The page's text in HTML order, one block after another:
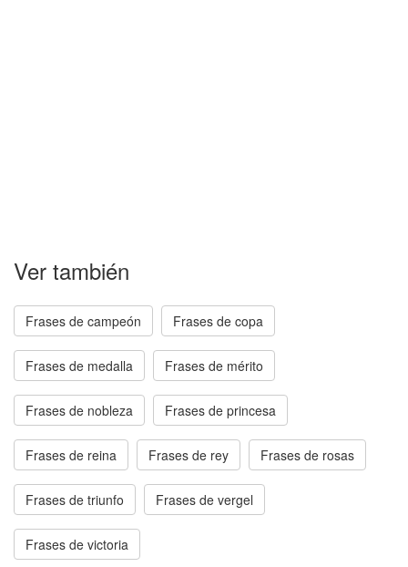
Ver también
Frases de campeón Frases de copa
Frases de medalla Frases de mérito
Frases de nobleza Frases de princesa
Frases de reina Frases de rey Frases de rosas
Frases de triunfo Frases de vergel
Frases de victoria